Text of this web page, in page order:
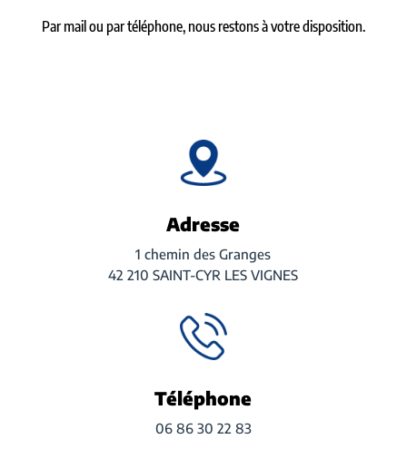
Par mail ou par téléphone, nous restons à votre disposition.
Adresse
1 chemin des Granges
42 210 SAINT-CYR LES VIGNES
Téléphone
06 86 30 22 83